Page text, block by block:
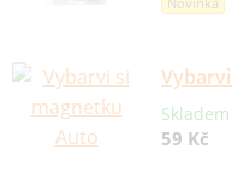
Skladem
59 Kč